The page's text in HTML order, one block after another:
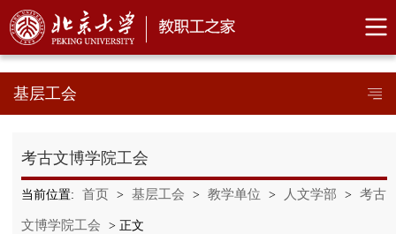
基层工会
考古文博学院工会
当前位置: 首页 > 基层工会 > 教学单位 > 人文学部 > 考古
文博学院工会 > 正文